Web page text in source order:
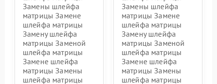
Замены шлейфа
матрицы Замене
шлейфа матрицы
Замену шлейфа
матрицы Заменой
шлейфа матрицы
Замене шлейфа
матрицы Замены
шлейфа матрицы
Замены шлейфа
матрицы Замене
шлейфа матрицы
Замену шлейфа
матрицы Заменой
шлейфа матрицы
Замене шлейфа
матрицы Замены
шлейфа матрицы